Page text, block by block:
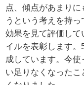
点、傾点があまり
うという考えを持
効果を見て評価して
イルを表彰します
成しています。今
い足りなくなった